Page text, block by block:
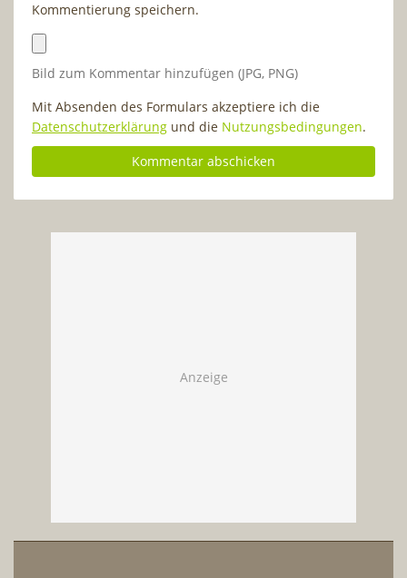
Kommentierung speichern.
Bild zum Kommentar hinzufügen (JPG, PNG)
Mit Absenden des Formulars akzeptiere ich die
Datenschutzerklärung und die Nutzungsbedingungen.